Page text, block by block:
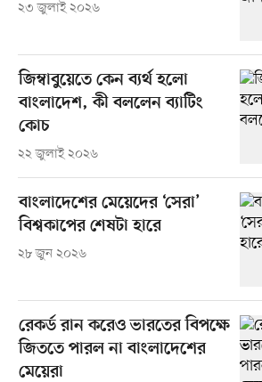
২৩ জুলাই ২০২৬
জিম্বাবুয়েতে কেন ব্যর্থ হলো
বাংলাদেশ, কী বললেন ব্যাটিং
কোচ
২২ জুলাই ২০২৬
বাংলাদেশের মেয়েদের ‘সেরা’
বিশ্বকাপের শেষটা হারে
২৮ জুন ২০২৬
রেকর্ড রান করেও ভারতের বিপক্ষে
জিততে পারল না বাংলাদেশের
মেয়েরা